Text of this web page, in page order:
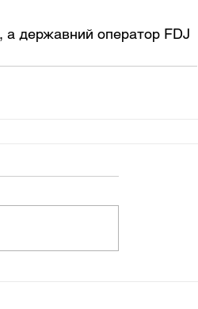
а державний оператор FDJ